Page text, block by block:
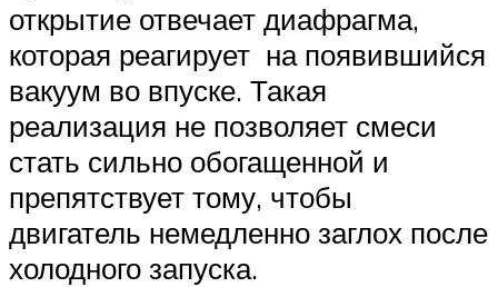
открытие отвечает диафрагма,
которая реагирует на появившийся
вакуум во впуске. Такая
реализация не позволяет смеси
стать сильно обогащенной и
препятствует тому, чтобы
двигатель немедленно заглох после
холодного запуска.